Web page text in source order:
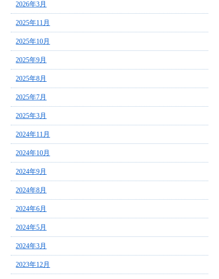
2026年3月
2025年11月
2025年10月
2025年9月
2025年8月
2025年7月
2025年3月
2024年11月
2024年10月
2024年9月
2024年8月
2024年6月
2024年5月
2024年3月
2023年12月